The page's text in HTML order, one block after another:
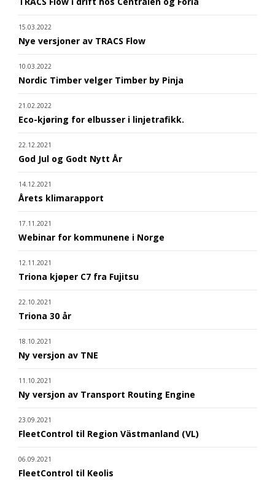
15.03.2022
Nye versjoner av TRACS Flow
10.03.2022
Nordic Timber velger Timber by Pinja
21.02.2022
Eco-kjøring for elbusser i linjetrafikk.
22.12.2021
God Jul og Godt Nytt År
14.12.2021
Årets klimarapport
17.11.2021
Webinar for kommunene i Norge
12.11.2021
Triona kjøper C7 fra Fujitsu
22.10.2021
Triona 30 år
18.10.2021
Ny versjon av TNE
11.10.2021
Ny versjon av Transport Routing Engine
23.09.2021
FleetControl til Region Västmanland (VL)
06.09.2021
FleetControl til Keolis